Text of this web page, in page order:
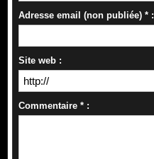
Adresse email (non publiée) * :
Site web :
Commentaire * :